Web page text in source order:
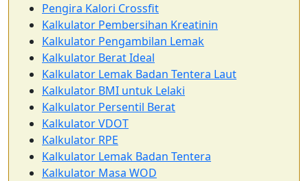
Pengira Kalori Crossfit
Kalkulator Pembersihan Kreatinin
Kalkulator Pengambilan Lemak
Kalkulator Berat Ideal
Kalkulator Lemak Badan Tentera Laut
Kalkulator BMI untuk Lelaki
Kalkulator Persentil Berat
Kalkulator VDOT
Kalkulator RPE
Kalkulator Lemak Badan Tentera
Kalkulator Masa WOD